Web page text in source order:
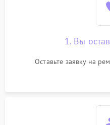
1. Вы
Оставьте заявку на